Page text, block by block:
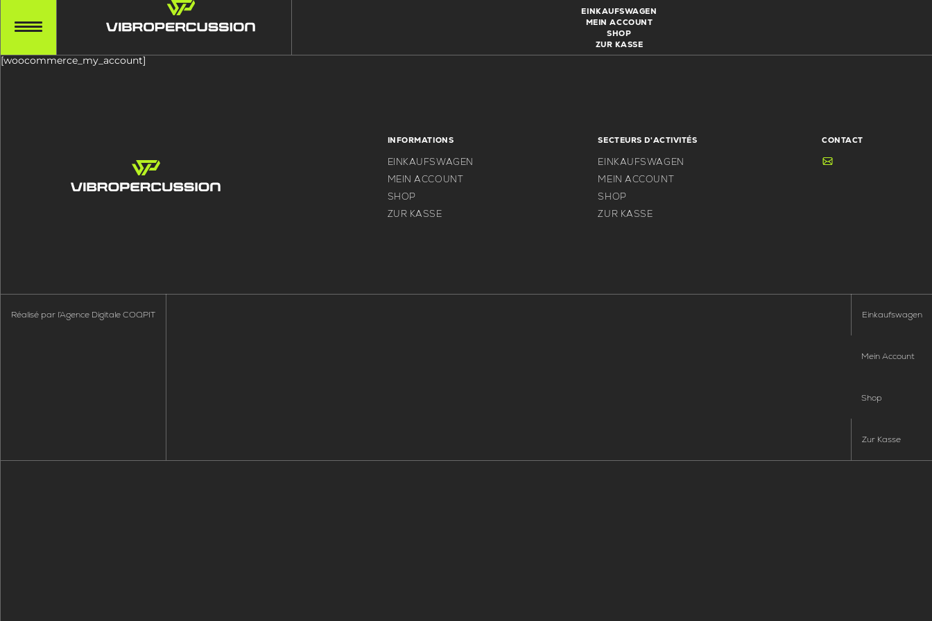
EINKAUFSWAGEN
MEIN ACCOUNT
SHOP
ZUR KASSE
[woocommerce_my_account]
INFORMATIONS
EINKAUFSWAGEN
MEIN ACCOUNT
SHOP
ZUR KASSE
SECTEURS D'ACTIVITÉS
EINKAUFSWAGEN
MEIN ACCOUNT
SHOP
ZUR KASSE
CONTACT
Réalisé par l’Agence Digitale COQPIT Einkaufswagen
Mein Account
Shop
Zur Kasse